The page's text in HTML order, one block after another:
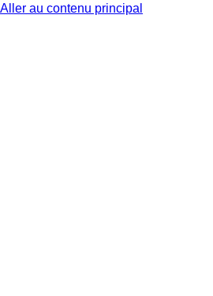
Aller au contenu principal